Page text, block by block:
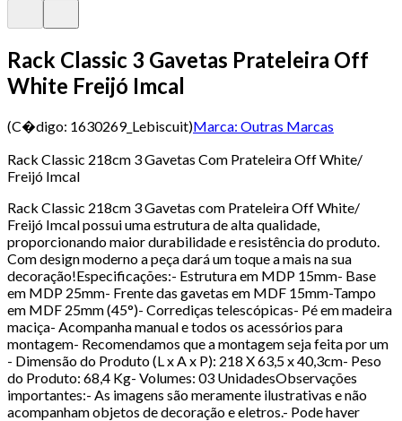
Rack Classic 3 Gavetas Prateleira Off
White Freijó Imcal
(C�digo: 1630269_Lebiscuit)Marca: Outras Marcas
Rack Classic 218cm 3 Gavetas Com Prateleira Off White/
Freijó Imcal
Rack Classic 218cm 3 Gavetas com Prateleira Off White/
Freijó Imcal possui uma estrutura de alta qualidade,
proporcionando maior durabilidade e resistência do produto.
Com design moderno a peça dará um toque a mais na sua
decoração!Especificações:- Estrutura em MDP 15mm- Base
em MDP 25mm- Frente das gavetas em MDF 15mm-Tampo
em MDF 25mm (45°)- Corrediças telescópicas- Pé em madeira
maciça- Acompanha manual e todos os acessórios para
montagem- Recomendamos que a montagem seja feita por um
- Dimensão do Produto (L x A x P): 218 X 63,5 x 40,3cm- Peso
do Produto: 68,4 Kg- Volumes: 03 UnidadesObservações
importantes:- As imagens são meramente ilustrativas e não
acompanham objetos de decoração e eletros.- Pode haver